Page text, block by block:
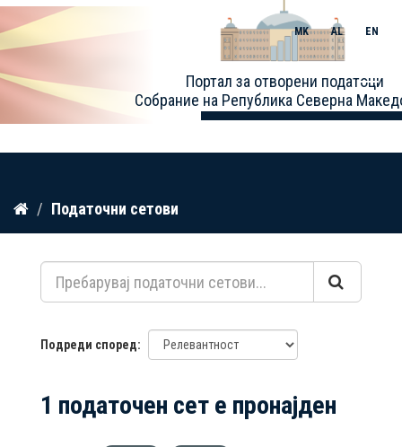
Прескокнете
содржина
Портал за отворени податоци
Собрание на Република Северна
MK AL EN
Toggle
Податочни сетови
Подреди според
1 податочен сет е пронајден